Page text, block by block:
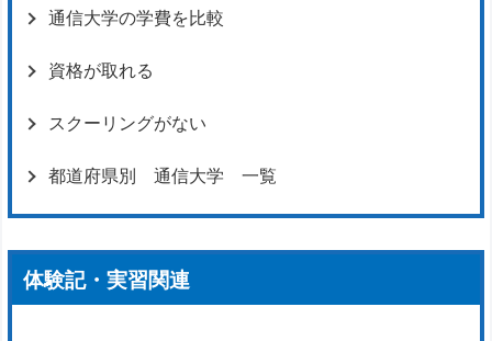
通信大学の学費を比較
資格が取れる
スクーリングがない
都道府県別 通信大学 一覧
体験記・実習関連